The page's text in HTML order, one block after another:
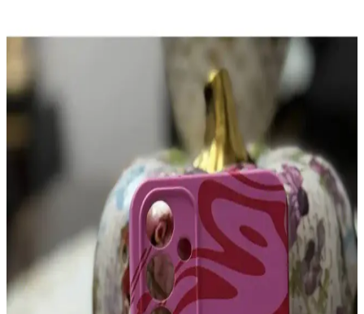
Silikon desenli iPhone 11 kılıfları, çeşitli desen ve renk
seçenekleriyle estetik ve koruma sağlar. Darbelere karşı dayanıklı,
şık ve kullanımı kolay bu kılıflar, telefonunuzu güvenle korur.
Samsung Galaxy A32 İçin Yüksek Koruma
Sağlayan Dayanıklı ve Estetik Kılıf Seçenekleri
Galaxy A32 için dayanıklı, şarj ve kamera erişimini engellemeyen
yüksek koruma sağlayan çeşitli tasarım ve renk seçenekleriyle
kılıflar, telefonun ömrünü uzatır ve kullanım deneyimini artırır.
Xiaomi Mi 11T Pro İçin En İyi Koruyucu ve Şık
Kılıf Seçenekleri
Xiaomi Mi 11T Pro kullanıcıları için dayanıklı, şık ve fonksiyonel
kılıf seçenekleri. Renk ve tasarım çeşitleriyle cihazınızı korurken